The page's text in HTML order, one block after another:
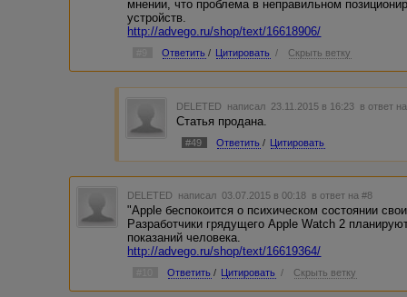
мнении, что проблема в неправильном
устройств.
http://advego.ru/shop/text/16618906/
Ответить / Цитировать / Скрыть ветку
DELETED написал 23.11.2015 в 16:23 в ответ
Статья продана.
#49 Ответить / Цитировать
DELETED написал 03.07.2015 в 00:18 в ответ на #8
"Apple беспокоится о психическом состоянии
Разработчики грядущего Apple Watch 2
показаний человека.
http://advego.ru/shop/text/16619364/
Ответить / Цитировать / Скрыть ветку